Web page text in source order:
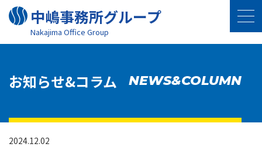
中嶋事務所グループ
Nakajima Oﬃce Group
お知らせ&コラム NEWS&COLUMN
2024.12.02